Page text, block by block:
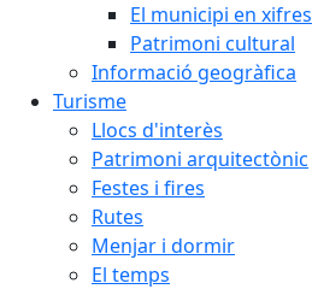
El municipi en xifres
Patrimoni cultural
Informació geogràfica
Turisme
Llocs d'interès
Patrimoni arquitectònic
Festes i fires
Rutes
Menjar i dormir
El temps